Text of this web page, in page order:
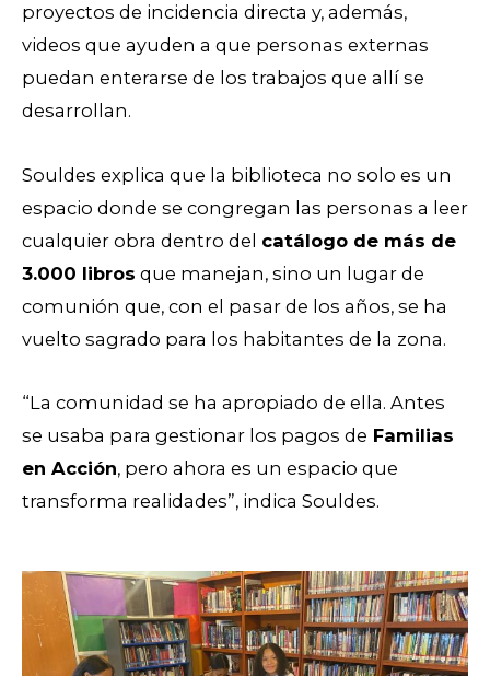
proyectos de incidencia directa y, además,
videos que ayuden a que personas externas
puedan enterarse de los trabajos que allí se
desarrollan.
Souldes explica que la biblioteca no solo es un
espacio donde se congregan las personas a leer
cualquier obra dentro del catálogo de más de
3.000 libros que manejan, sino un lugar de
comunión que, con el pasar de los años, se ha
vuelto sagrado para los habitantes de la zona.
“La comunidad se ha apropiado de ella. Antes
se usaba para gestionar los pagos de Familias
en Acción, pero ahora es un espacio que
transforma realidades”, indica Souldes.